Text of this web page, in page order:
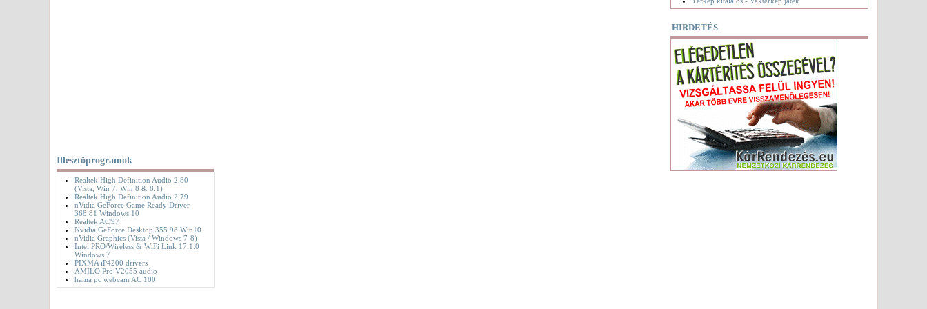
Illesztőprogramok
Realtek High Definition Audio 2.80
(Vista, Win 7, Win 8 & 8.1)
Realtek High Definition Audio 2.79
nVidia GeForce Game Ready Driver
368.81 Windows 10
Realtek AC'97
Nvidia GeForce Desktop 355.98 Win10
nVidia Graphics (Vista / Windows 7-8)
Intel PRO/Wireless & WiFi Link 17.1.0
Windows 7
PIXMA iP4200 drivers
AMILO Pro V2055 audio
hama pc webcam AC 100
HIRDETÉS